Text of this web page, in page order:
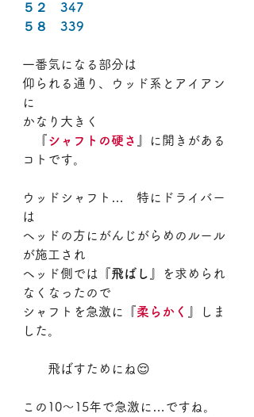
５２　347
５８　339
一番気になる部分は
仰られる通り、ウッド系とアイアン
に
かなり大きく
シャフトの硬さ
』に開きがある
コトです。
ウッドシャフト…　特にドライバー
は
ヘッドの方にがんじがらめのルール
が施工され
ヘッド側では『 飛ばし
』を求められ
なくなったので
シャフトを急激に『 柔らかく
』しま
した。
飛ばすためにね😌
この10～15年で急激に…ですね。